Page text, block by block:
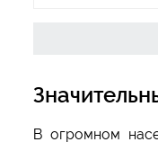
В огромном